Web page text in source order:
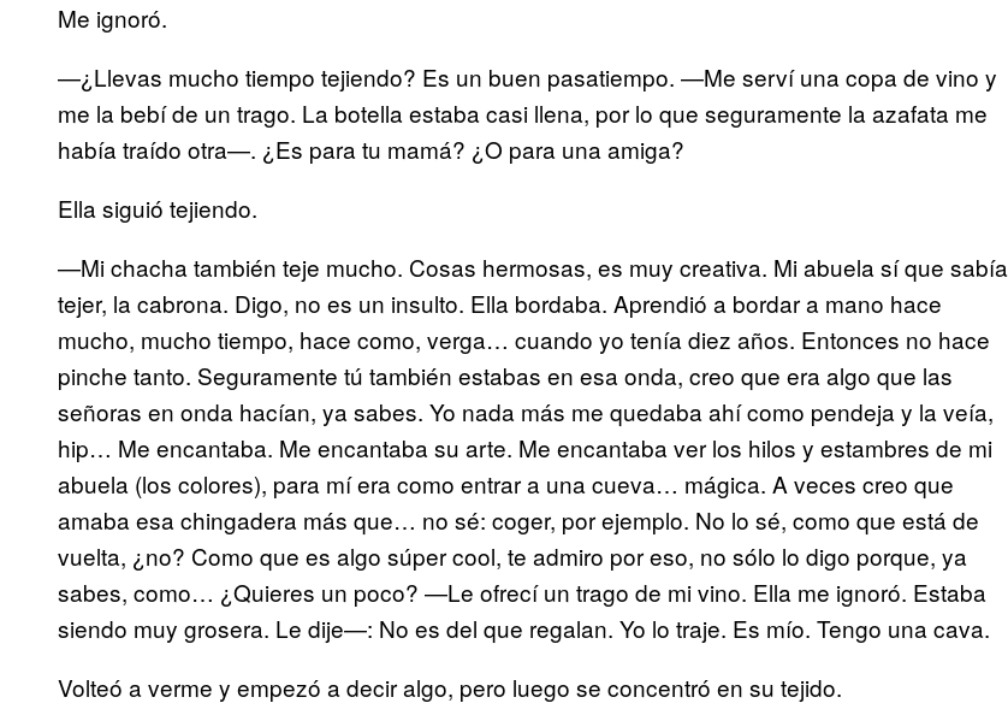
Me ignoró.
—¿Llevas mucho tiempo tejiendo? Es un buen pasatiempo. —Me serví una copa de vino y
me la bebí de un trago. La botella estaba casi llena, por lo que seguramente la azafata me
había traído otra—. ¿Es para tu mamá? ¿O para una amiga?
Ella siguió tejiendo.
—Mi chacha también teje mucho. Cosas hermosas, es muy creativa. Mi abuela sí que sabía
tejer, la cabrona. Digo, no es un insulto. Ella bordaba. Aprendió a bordar a mano hace
mucho, mucho tiempo, hace como, verga… cuando yo tenía diez años. Entonces no hace
pinche tanto. Seguramente tú también estabas en esa onda, creo que era algo que las
señoras en onda hacían, ya sabes. Yo nada más me quedaba ahí como pendeja y la veía,
hip… Me encantaba. Me encantaba su arte. Me encantaba ver los hilos y estambres de mi
abuela (los colores), para mí era como entrar a una cueva… mágica. A veces creo que
amaba esa chingadera más que… no sé: coger, por ejemplo. No lo sé, como que está de
vuelta, ¿no? Como que es algo súper cool, te admiro por eso, no sólo lo digo porque, ya
sabes, como… ¿Quieres un poco? —Le ofrecí un trago de mi vino. Ella me ignoró. Estaba
siendo muy grosera. Le dije—: No es del que regalan. Yo lo traje. Es mío. Tengo una cava.
Volteó a verme y empezó a decir algo, pero luego se concentró en su tejido.